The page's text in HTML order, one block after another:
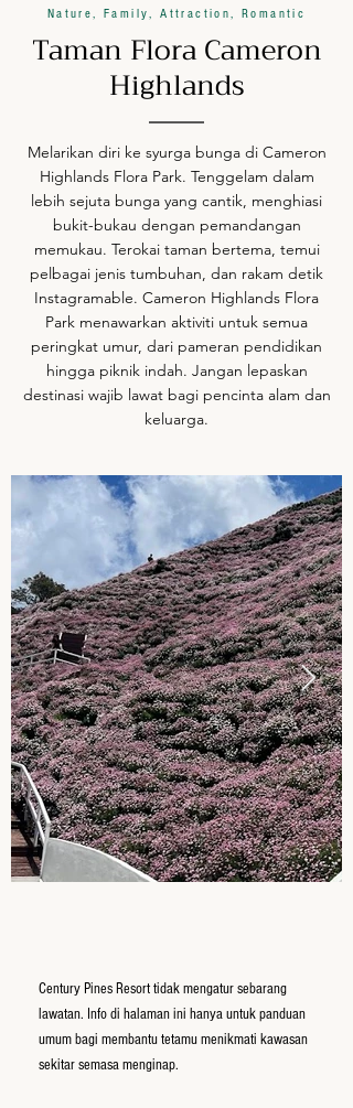
Nature, Family, Attraction, Romantic
Taman Flora Cameron
Highlands
Melarikan diri ke syurga bunga di Cameron
Highlands Flora Park. Tenggelam dalam
lebih sejuta bunga yang cantik, menghiasi
bukit-bukau dengan pemandangan
memukau. Terokai taman bertema, temui
pelbagai jenis tumbuhan, dan rakam detik
Instagramable. Cameron Highlands Flora
Park menawarkan aktiviti untuk semua
peringkat umur, dari pameran pendidikan
hingga piknik indah. Jangan lepaskan
destinasi wajib lawat bagi pencinta alam dan
keluarga.
Century Pines Resort tidak mengatur sebarang
lawatan. Info di halaman ini hanya untuk panduan
umum bagi membantu tetamu menikmati kawasan
sekitar semasa menginap.